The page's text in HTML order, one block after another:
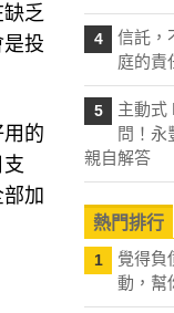
缺乏
投
的
加
4
信託，
庭的責
5
主動式
問！永
親自解答
熱門排行
1
覺得負
動，幫